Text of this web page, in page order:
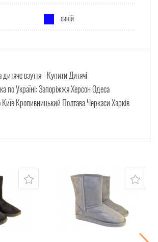
синій
взуття - КупитиДитячі
по Україні: Запоріжжя Херсон Одеса
Кропивницький Полтава Черкаси Харків